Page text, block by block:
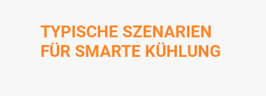
TYPISCHE SZENARIEN
FÜR SMARTE KÜHLUNG